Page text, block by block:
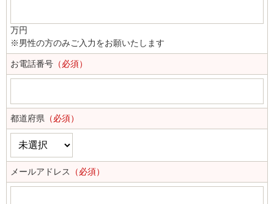
万円
※男性の方のみご入力をお願いたします
お電話番号 （必須）
都道府県 （必須）
メールアドレス （必須）